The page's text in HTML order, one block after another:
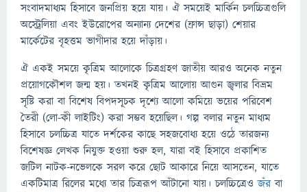
সংবাদমাধ্যম হিসাবে জনপ্রিয় হয়ে যায়। ঐ সময়েই মার্কিন চলচ্চিত্রগুলি
অস্ট্রেলিয়া এবং ইউরোপের অন্যান্য দেশের (ফ্রান্স ছাড়া) শেয়ার
মার্কেটের বৃহত্তম ভাগীদার হয়ে দাঁড়ায়।
ঐ একই সময়ে কৃত্রিম আলোকে চিত্রগ্রহণ জাতীয় আরও অনেক নতুন
প্রয়োগকৌশল জন্ম হয়। তখনই কৃত্রিম আলোয় আগুন জ্বলার বিভ্রম
সৃষ্টি করা বা বিশেষ বিপদসূচক দৃশ্যে আলো কমিয়ে ভয়ের পরিবেশ
তৈরী (লো-কী লাইটিং) করা সম্ভব হয়েছিল। গল্প বলার নতুন মাধ্যম
হিসাবে চলচ্চিত্র যাতে দর্শকের কাছে সহজবোধ্য হয়ে ওঠে তারজন্য
বিশেষজ্ঞ লেখক নিযুক্ত হওয়া শুরু হল, যারা বই হিসাবে প্রকাশিত
জটিল নাটক-নভেলকে সরল করে ছোট আকারে নিয়ে আসতেন, যাতে
একটিমাত্র রিলের মধ্যে তার চিত্ররূপ আঁটানো যায়। চলচ্চিত্রেওজঁরবা